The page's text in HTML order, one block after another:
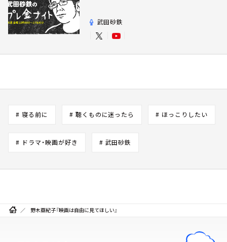
武田砂鉄
# 寝る前に # 聴くものに迷ったら # ほっこりしたい
# ドラマ・映画が好き # 武田砂鉄
野木亜紀子『映画は自由に見てほしい』